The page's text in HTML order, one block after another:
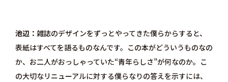
池辺
雑誌のデザインをずっとやってきた僕らからすると、
表紙はすべてを語るものなんです。この本がどういうものなの
か、お二人がおっしゃっていた“青年らしさ”が何なのか。こ
の大切なリニューアルに対する僕らなりの答えを示すには、